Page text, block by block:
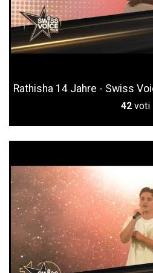
Rathisha 14 Jahre - Swiss
42 voti